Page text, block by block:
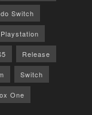
Switch
Playstation
Release
Switch
One